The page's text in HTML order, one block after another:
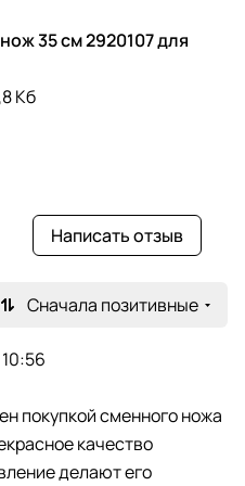
35 см 2920107 для
Кб
Сначала позитивные
покупкой сменного ножа
качество
делают его
Написать отзыв